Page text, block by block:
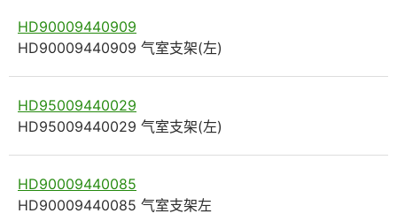
HD90009440909
HD90009440909 气室支架(左)
HD95009440029
HD95009440029 气室支架(左)
HD90009440085
HD90009440085 气室支架左